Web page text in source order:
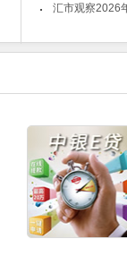
汇市观察2026